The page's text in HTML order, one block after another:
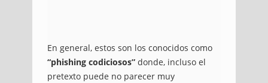
En general, estos son los conocidos como
“phishing codiciosos” donde, incluso el
pretexto puede no parecer muy